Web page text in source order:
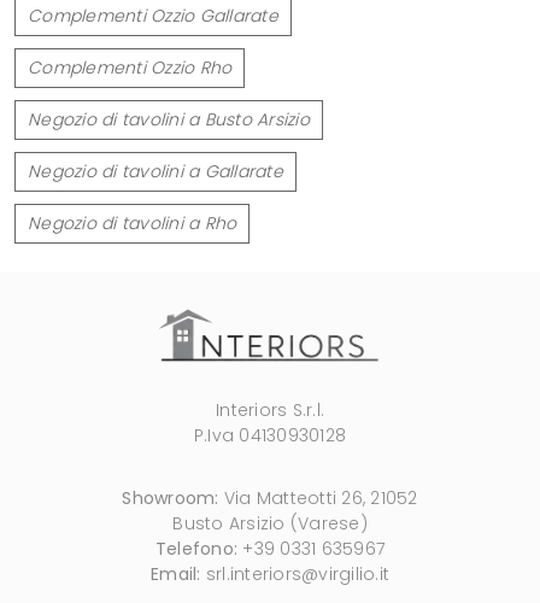
Complementi Ozzio Gallarate
Complementi Ozzio Rho
Negozio di tavolini a Busto Arsizio
Negozio di tavolini a Gallarate
Negozio di tavolini a Rho
Interiors S.r.l.
P.Iva 04130930128
Showroom: Via Matteotti 26, 21052
Busto Arsizio (Varese)
Telefono: +39 0331 635967
Email: srl.interiors@virgilio.it